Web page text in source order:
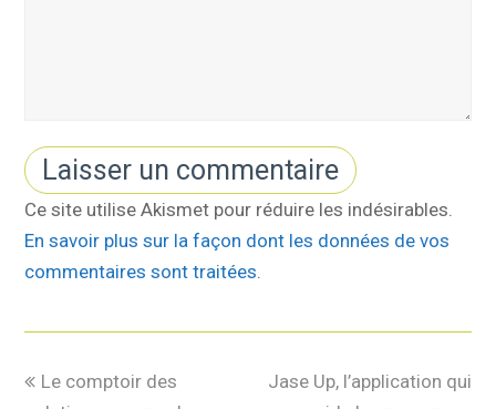
Ce site utilise Akismet pour réduire les indésirables.
En savoir plus sur la façon dont les données de vos
commentaires sont traitées
Le comptoir des
Jase Up, l’application qui